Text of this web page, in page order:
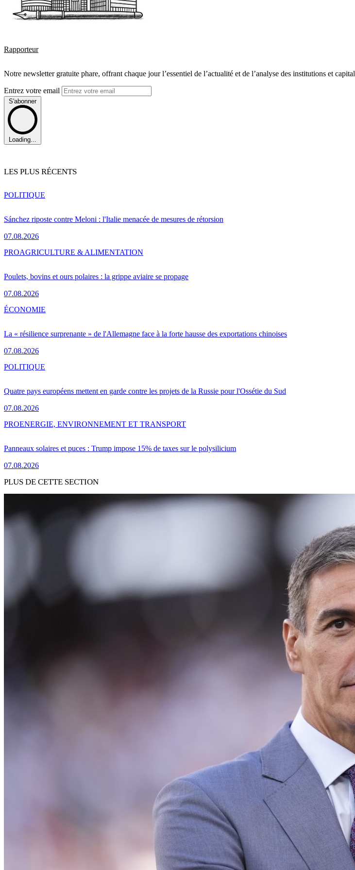
Rapporteur
Notre newsletter gratuite phare, offrant chaque jour l’essentiel de l’actualité et de l’analyse des institutions et
Entrez votre email
S'abonner
Loading...
LES PLUS RÉCENTS
Sánchez riposte contre Meloni : l'Italie menacée de mesures de rétorsion
07.08.2026
POLITIQUE
Poulets, bovins et ours polaires : la grippe aviaire se propage
07.08.2026
PROAGRICULTURE & ALIMENTATION
La « résilience surprenante » de l'Allemagne face à la forte hausse des exportations chinoises
07.08.2026
ÉCONOMIE
Quatre pays européens mettent en garde contre les projets de la Russie pour l'Ossétie du Sud
07.08.2026
POLITIQUE
Panneaux solaires et puces : Trump impose 15% de taxes sur le polysilicium
07.08.2026
PROENERGIE, ENVIRONNEMENT ET TRANSPORT
PLUS DE CETTE SECTION